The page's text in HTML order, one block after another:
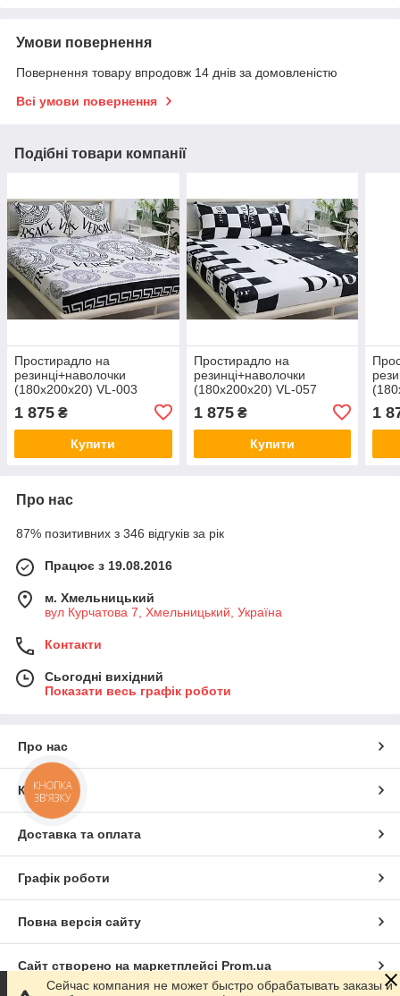
Умови повернення
Повернення товару впродовж 14 днів за домовленістю
Всі умови повернення
Подібні товари компанії
Простирадло на
резинці+наволочки
(180х200х20) VL-003
1 875 ₴
Купити
Простирадло на
резинці+наволочки
(180х200х20) VL-057
1 875₴
Купити
1
Про нас
87% позитивних з 346 відгуків за рік
Працює з 19.08.2016
м. Хмельницький
вул Курчатова 7, Хмельницький, Україна
Контакти
Сьогодні вихідний
Показати весь графік роботи
Про нас
Контакти
Доставка та оплата
Графік роботи
Повна версія сайту
Сайт створено на маркетплейсі Prom.ua
Сейчас компания не может быстро обрабатывать заказы и
КНОПКА
ЗВ'ЯЗКУ